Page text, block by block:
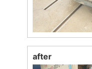
after